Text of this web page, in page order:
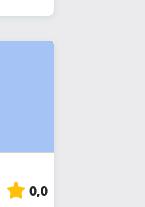
0,0